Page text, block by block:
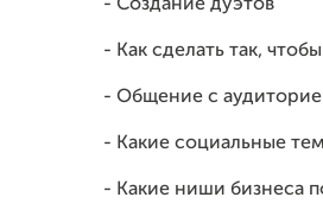
- Создание дуэтов
- Как сделать так,
- Общение с
- Какие социальные
- Какие ниши бизнеса